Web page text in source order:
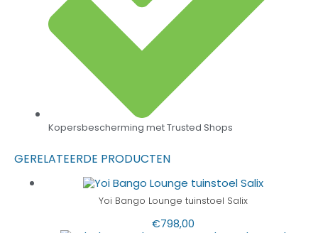
Kopersbescherming met Trusted Shops
GERELATEERDE PRODUCTEN
Yoi Bango Lounge tuinstoel Salix
€798,00